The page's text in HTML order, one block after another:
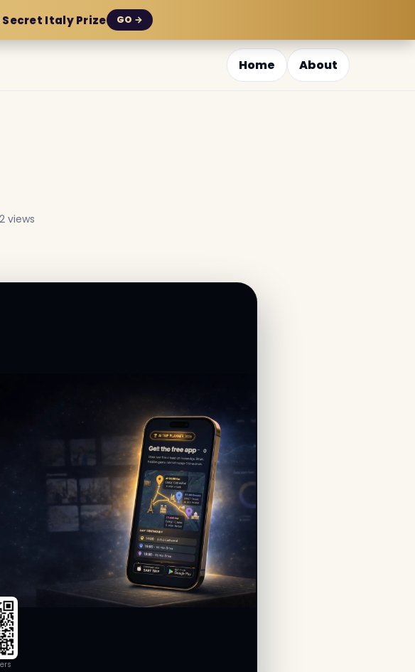
Secret Italy Prize GO →
Home About
views